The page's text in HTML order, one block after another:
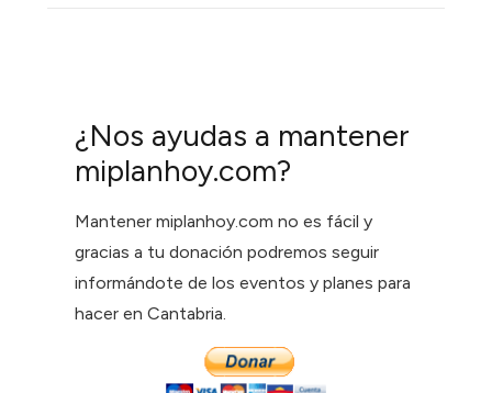
¿Nos ayudas a mantener
miplanhoy.com?
Mantener miplanhoy.com no es fácil y
gracias a tu donación podremos seguir
informándote de los eventos y planes para
hacer en Cantabria.